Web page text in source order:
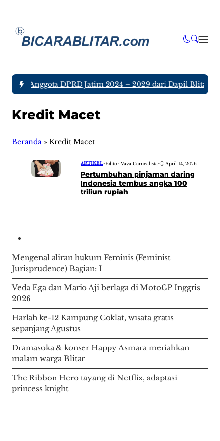
tujuh Anggota DPRD Jatim 2024 – 2029 dari Dapil Blitar
Kredit Macet
Beranda » Kredit Macet
ARTIKEL•Editor Vava Cornealista• April 14, 2026
Pertumbuhan pinjaman daring
Indonesia tembus angka 100
triliun rupiah
Mengenal aliran hukum Feminis (Feminist
Jurisprudence) Bagian: I
Veda Ega dan Mario Aji berlaga di MotoGP Inggris
2026
Harlah ke-12 Kampung Coklat, wisata gratis
sepanjang Agustus
Dramasoka & konser Happy Asmara meriahkan
malam warga Blitar
The Ribbon Hero tayang di Netflix, adaptasi
princess knight